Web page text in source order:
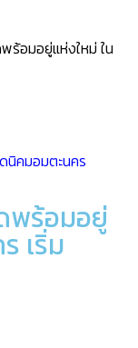
ร้อมอยู่แห่งใหม่ ใน
นิคมอมตะนคร
พร้อมอยู่
เริ่ม